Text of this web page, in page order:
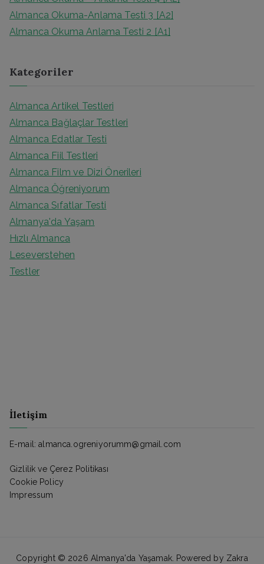
Almanca Okuma-Anlama Testi 3 [A2]
Almanca Okuma Anlama Testi 2 [A1]
Kategoriler
Almanca Artikel Testleri
Almanca Bağlaçlar Testleri
Almanca Edatlar Testi
Almanca Fiil Testleri
Almanca Film ve Dizi Önerileri
Almanca Öğreniyorum
Almanca Sıfatlar Testi
Almanya'da Yaşam
Hızlı Almanca
Leseverstehen
Testler
İletişim
E-mail: almanca.ogreniyorumm@gmail.com
Gizlilik ve Çerez Politikası
Cookie Policy
Impressum
Copyright © 2026 Almanya'da Yaşamak. Powered by Zakra